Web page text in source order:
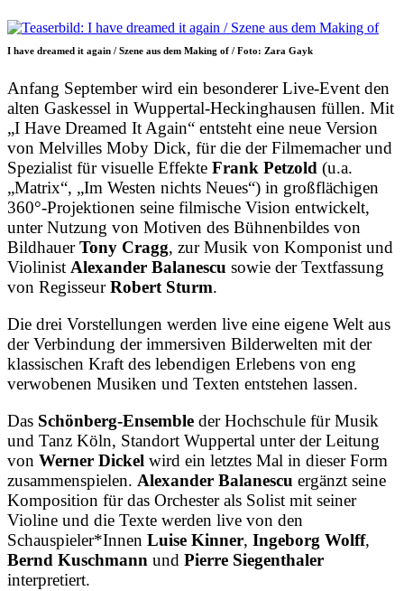
I have dreamed it again / Szene aus dem Making of / Foto: Zara Gayk
Anfang September wird ein besonderer Live-Event den
alten Gaskessel in Wuppertal-Heckinghausen füllen. Mit
„I Have Dreamed It Again“ entsteht eine neue Version
von Melvilles Moby Dick, für die der Filmemacher und
Spezialist für visuelle Effekte Frank Petzold (u.a.
„Matrix“, „Im Westen nichts Neues“) in großflächigen
360°-Projektionen seine filmische Vision entwickelt,
unter Nutzung von Motiven des Bühnenbildes von
BildhauerTony Cragg, zur Musik von Komponist und
Violinist Alexander Balanescu sowie der Textfassung
von RegisseurRobert Sturm.
Die drei Vorstellungen werden live eine eigene Welt aus
der Verbindung der immersiven Bilderwelten mit der
klassischen Kraft des lebendigen Erlebens von eng
verwobenen Musiken und Texten entstehen lassen.
Das Schönberg-Ensemble der Hochschule für Musik
und Tanz Köln, Standort Wuppertal unter der Leitung
von Werner Dickel wird ein letztes Mal in dieser Form
zusammenspielen. Alexander Balanescu ergänzt seine
Komposition für das Orchester als Solist mit seiner
Violine und die Texte werden live von den
Schauspieler*Innen Luise Kinner, Ingeborg Wolff,
Bernd Kuschmann und Pierre Siegenthaler
interpretiert.